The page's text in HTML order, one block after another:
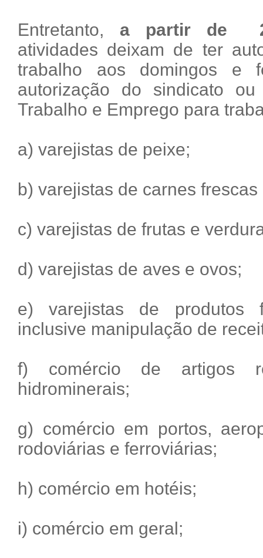
Entretanto, a partir de
atividades deixam de ter
trabalho aos domingos e
autorização do sindicato
Trabalho e Emprego para
a) varejistas de peixe;
b) varejistas de carnes frescas
c) varejistas de frutas e
d) varejistas de aves e ovos;
e) varejistas de produtos
inclusive manipulação de
f) comércio de artigos
hidrominerais;
g) comércio em portos,
rodoviárias e ferroviárias;
h) comércio em hotéis;
i) comércio em geral;